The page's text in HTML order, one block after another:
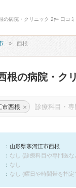
の病院・クリニック 2件 口コミ
西根
根の病院・ク
市西根 ×
山形県寒河江市西根
なし (診療科目や専門医
なし
なし (曜日や時間帯を指定